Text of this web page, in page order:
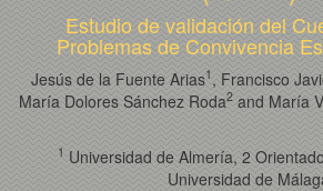
Estudio de validación del
Problemas de Convivencia
Jesús de la Fuente Arias1 , Francisco
María Dolores Sánchez Roda2and María
1 Universidad de Almería, 2
Universidad de